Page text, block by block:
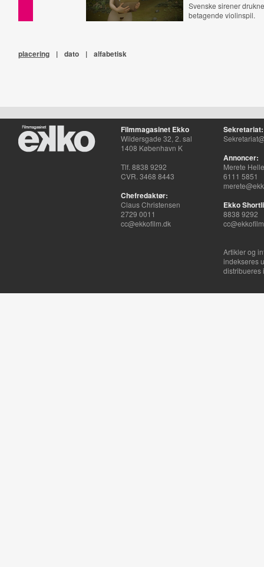
Svenske sirener
betagende violinspil.
placering | dato | alfabetisk
Filmmagasinet Ekko
Wildersgade 32, 2. sal
1408 København K
Tlf. 8838 9292
CVR. 3468 8443
Chefredaktør:
Claus Christensen
2729 0011
cc@ekkofilm.dk
Sekretariat:
Annoncer:
Merete
6111 5851
Ekko
8838 9292
Artikler og
indekseres
distribueres